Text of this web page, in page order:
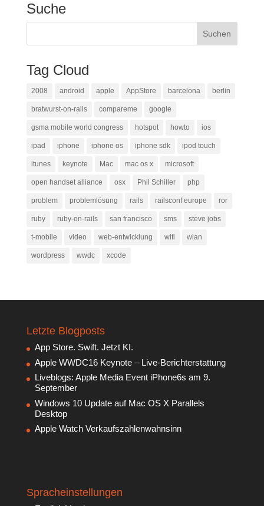
Suche
Tag Cloud
2008 android apple AppStore barcelona berlin
bratwurst-on-rails compareme google
gsma mobile world congress hotspot howto ios
ipad iphone iphone os iphone sdk ipod touch
itunes keynote Mac mac os x microsoft
open handset alliance osx Phil Schiller php
problem problemlösung rails railsconf europe ror
ruby ruby-on-rails san francisco sms steve jobs
t-mobile video web-entwicklung wifi wlan
wordpress wwdc xcode
Letzte Blogposts
App Store. Swift. Jetzt KI.
Apple WWDC16 Keynote – Live-Berichterstattung
Liveblogs: Apple Media Event iPhone6s am 9.
September
Windows 10 Update auf Mac OS X Parallels
Desktop
Apple Watch Verkaufszahlenwahnsinn
Spracheinstellungen